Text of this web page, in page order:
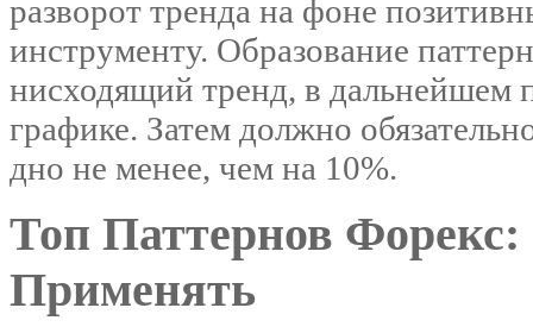
разворот тренда на фоне
инструменту. Образование
нисходящий тренд, в дальнейшем
графике. Затем должно
дно не менее, чем на 10%.
Топ Паттернов
Применять